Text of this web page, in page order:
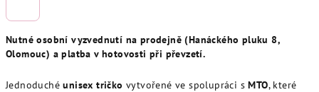
Nutné osobní vyzvednutí na prodejně (Hanáckého pluku 8,
Olomouc) a platba v hotovosti při převzetí.
Jednoduchéunisex tričko vytvořené ve spolupráci sMTO, které